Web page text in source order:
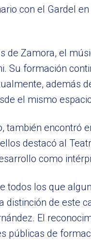
con el Gardel
de Zamora, el
Su formación
además
el mismo
también encontró
destacó al
como
todos los que
distinción de este
El
públicas de